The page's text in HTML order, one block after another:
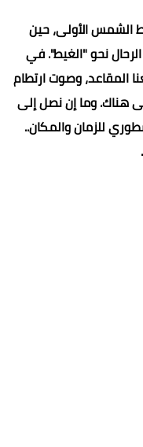
الشمس الأولى، حين
نحو "الغيط". في
المقاعد، وصوت ارتطام
هناك. وما إن نصل إلى